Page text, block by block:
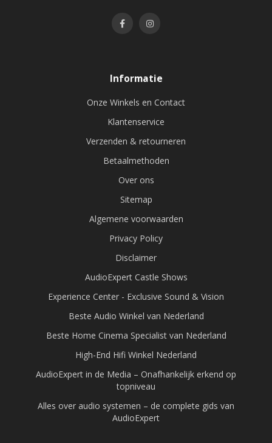
Informatie
Onze Winkels en Contact
Klantenservice
Verzenden & retourneren
Betaalmethoden
Over ons
Sitemap
Algemene voorwaarden
Privacy Policy
Disclaimer
AudioExpert Castle Shows
Experience Center - Exclusive Sound & Vision
Beste Audio Winkel van Nederland
Beste Home Cinema Specialist van Nederland
High-End Hifi Winkel Nederland
AudioExpert in de Media – Onafhankelijk erkend op
topniveau
Alles over audio systemen – de complete gids van
AudioExpert